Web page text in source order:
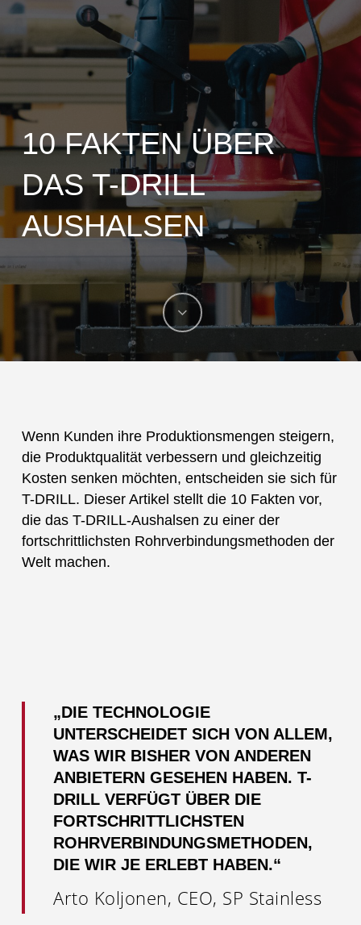
10 FAKTEN ÜBER
DAS T-DRILL
AUSHALSEN
Wenn Kunden ihre Produktionsmengen steigern,
die Produktqualität verbessern und gleichzeitig
Kosten senken möchten, entscheiden sie sich für
T-DRILL. Dieser Artikel stellt die 10 Fakten vor,
die das T-DRILL-Aushalsen zu einer der
fortschrittlichsten Rohrverbindungsmethoden der
Welt machen.
„DIE TECHNOLOGIE
UNTERSCHEIDET SICH VON ALLEM,
WAS WIR BISHER VON ANDEREN
ANBIETERN GESEHEN HABEN. T-
DRILL VERFÜGT ÜBER DIE
FORTSCHRITTLICHSTEN
ROHRVERBINDUNGSMETHODEN,
DIE WIR JE ERLEBT HABEN.“
Arto Koljonen, CEO, SP Stainless